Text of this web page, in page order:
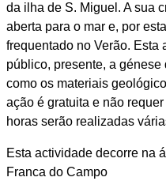
da ilha de S. Miguel. A sua
aberta para o mar e, por
frequentado no Verão. Esta
público, presente, a
como os materiais
ação é gratuita e não
horas serão realizadas
Esta actividade decorre na
Franca do Campo